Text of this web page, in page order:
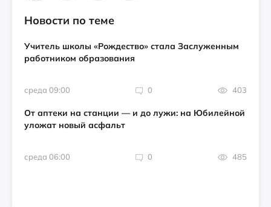
Новости по теме
Учитель школы «Рождество» стала Заслуженным
работником образования
среда 09:00 0 403
От аптеки на станции — и до лужи: на Юбилейной
уложат новый асфальт
среда 06:00 0 485